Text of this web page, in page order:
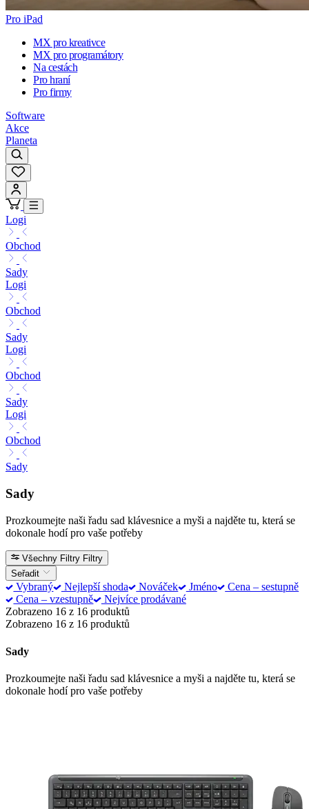
Pro iPad
MX pro kreativce
MX pro programátory
Na cestách
Pro hraní
Pro firmy
Software
Akce
Planeta
Logi
Obchod
Sady
Logi
Obchod
Sady
Logi
Obchod
Sady
Logi
Obchod
Sady
Sady
Prozkoumejte naši řadu sad klávesnice a myši a najděte tu, která se
dokonale hodí pro vaše potřeby
Všechny Filtry Filtry
Seřadit
Vybraný Nejlepší shoda Nováček Jméno
Cena – sestupně
Cena – vzestupně
Nejvíce prodávané
Zobrazeno 16 z 16 produktů
Zobrazeno 16 z 16 produktů
Sady
Prozkoumejte naši řadu sad klávesnice a myši a najděte tu, která se
dokonale hodí pro vaše potřeby